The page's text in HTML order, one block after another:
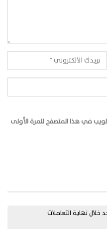
في هذا المتصفح للمرة الأولى
خلال نهاية التعاملات